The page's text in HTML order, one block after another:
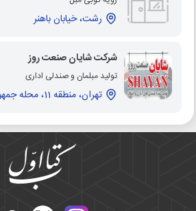
رشت، خیابان باهنر
شرکت شایان صنعت روز
تولید مبلمان و صندلی اداری
تهران، منطقه 11، محله جمهوری، خیابان جمهوری